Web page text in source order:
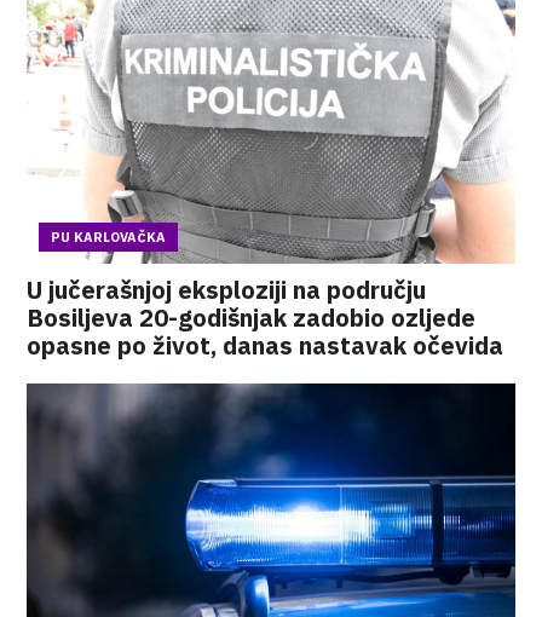
PU KARLOVAČKA
U jučerašnjoj eksploziji na području
Bosiljeva 20-godišnjak zadobio ozljede
opasne po život, danas nastavak očevida